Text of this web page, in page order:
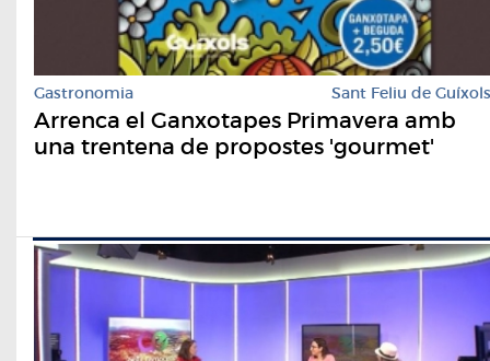
Gastronomia Sant Feliu de Guíxols
Arrenca el Ganxotapes Primavera amb
una trentena de propostes 'gourmet'